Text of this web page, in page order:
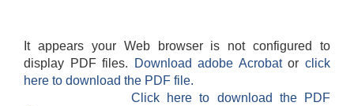
It appears your Web browser is not configured to
display PDF files.
Download adobe Acrobatorclick
here to download the PDF file.
Click here to download the PDF